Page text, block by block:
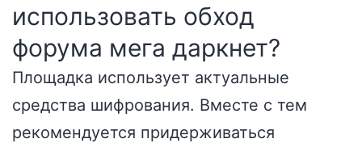
использовать обход
форума мега даркнет?
Площадка использует актуальные
средства шифрования. Вместе с тем
рекомендуется придерживаться